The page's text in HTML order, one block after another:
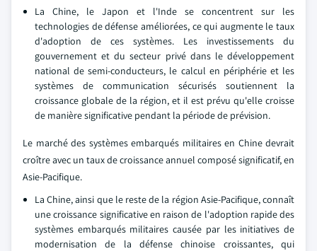
La Chine, le Japon et l'Inde se concentrent sur les
technologies de défense améliorées, ce qui augmente le taux
d'adoption de ces systèmes. Les investissements du
gouvernement et du secteur privé dans le développement
national de semi-conducteurs, le calcul en périphérie et les
systèmes de communication sécurisés soutiennent la
croissance globale de la région, et il est prévu qu'elle croisse
de manière significative pendant la période de prévision.
Le marché des systèmes embarqués militaires en Chine devrait
croître avec un taux de croissance annuel composé significatif, en
Asie-Pacifique.
La Chine, ainsi que le reste de la région Asie-Pacifique, connaît
une croissance significative en raison de l'adoption rapide des
systèmes embarqués militaires causée par les initiatives de
modernisation de la défense chinoise croissantes, qui